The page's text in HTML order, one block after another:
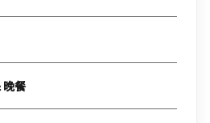
供应 早餐 & 午餐 & 晚餐